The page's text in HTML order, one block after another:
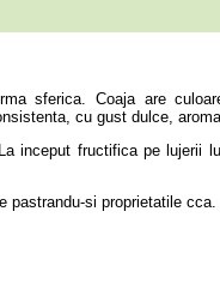
sferica. Coaja are
cu gust dulce,
inceput fructifica pe lujerii
pastrandu-si proprietatile cca.